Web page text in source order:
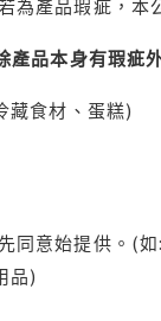
品本身有瑕疵
藏食材、蛋糕)
同意始提供。(
品)